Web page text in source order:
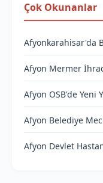
Çok Okunanlar
Afyonkarahisar'da
Afyon Mermer
Afyon OSB'de Yeni
Afyon Belediye
Afyon Devlet